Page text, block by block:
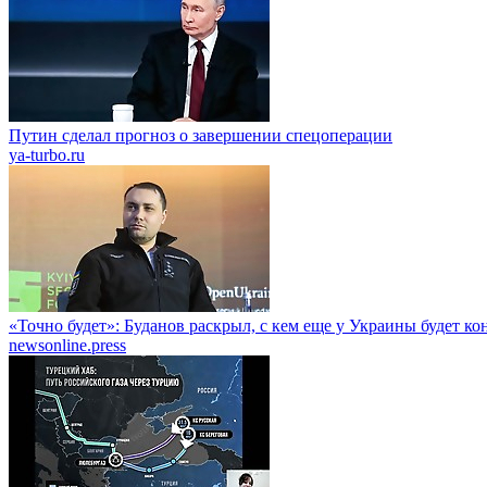
Путин сделал прогноз о завершении спецоперации
ya-turbo.ru
«Точно будет»: Буданов раскрыл, с кем еще у Украины будет
newsonline.press